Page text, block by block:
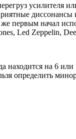
усилителя
диссонансы
первым начал
Led Zeppelin,
находится на 6
определить